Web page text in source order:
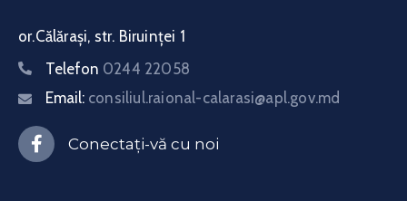
or.Călărași, str. Biruinței 1
Telefon 0244 22058
Email: consiliul.raional-calarasi@apl.gov.md
Conectați-vă cu noi